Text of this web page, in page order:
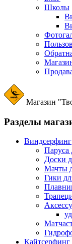
Школы
Магазин
Разделы
Виндсерфинг
Паруса
Доски
Мачты
Гики
Кайтсерфинг